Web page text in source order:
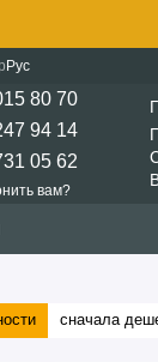
Рус
80 70
94 14
05 62
вам?
сначала